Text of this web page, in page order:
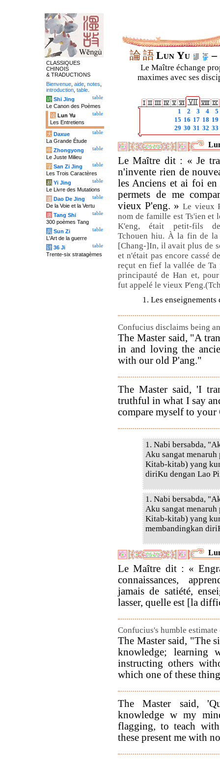
論語Lun Yu –
Le Maître échange
maximes avec ses
1 2 3 4
5
15 16 17 18 19
29 30 31 32 33
Le Maître dit : « Je
n'invente rien de
les Anciens et ai foi en
permets de me
vieux P'eng. »Le vieux
nom de famille est Ts'ien et
K'eng, était petit-fils de
Tchouen hiu. À la fin de la
[Chang-]In, il avait plus de
et n'était pas encore cassé
reçut en fief la vallée de Ta
principauté de Han et,
fut appelé le vieux
1. Les enseignements
Confucius disclaims being
The Master said, "A
in and loving the
with our old P'ang."
The Master said, 'I
truthful in what I say
compare myself to your
1. Nabi bersabda,
Aku sangat
Kitab-kitab) yang
diriKu dengan Lao
1. Nabi bersabda,
Aku sangat
Kitab-kitab) yang
membandingkan
Le Maître dit : «
connaissances,
jamais de satiété,
lasser, quelle est [la
Confucius's humble
The Master said, "The
knowledge; learning
instructing others
which one of these
The Master said,
knowledge w my
flagging, to teach
these present me with
CLASSIQUES
CHINOIS
& TRADUCTIONS
Bienvenue aide notes
introduction table
table
诗 Shi Jing
Le Canon des Poèmes
table
论 Lun Yu
Les Entretiens
table
大 Daxue
La Grande Étude
table
中 Zhongyong
Le Juste Milieu
table
字 San Zi Jing
Les Trois Caractères
table
易 Yi Jing
Le Livre des Mutations
table
道 Dao De Jing
De la Voie et la Vertu
table
唐 Tang Shi
300 poèmes Tang
table
兵 Sun Zi
L'Art de la guerre
table
计 36 Ji
Trente-six stratagèmes